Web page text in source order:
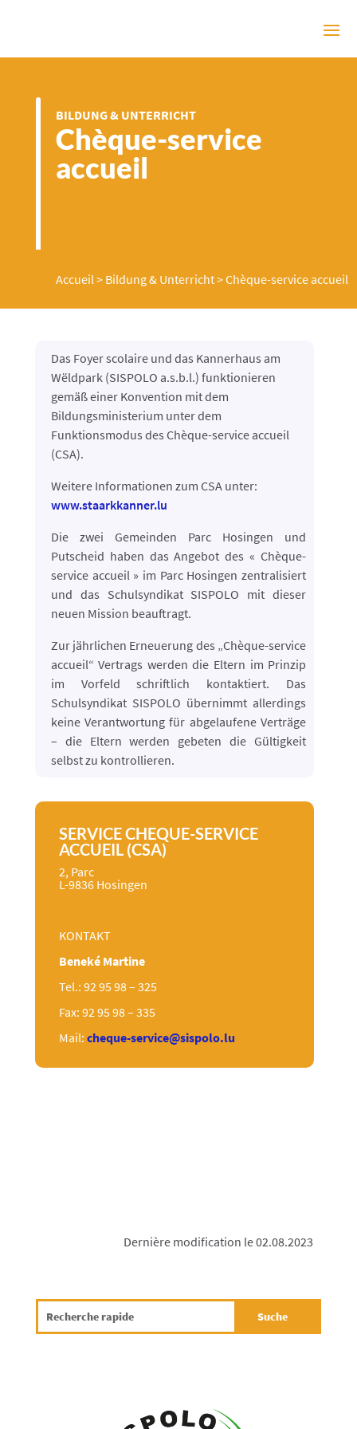
BILDUNG & UNTERRICHT
Chèque-service
accueil
Accueil> Bildung & Unterricht>Chèque-service accueil
Das Foyer scolaire und das Kannerhaus am
Wëldpark (SISPOLO a.s.b.l.) funktionieren
gemäß einer Konvention mit dem
Bildungsministerium unter dem
Funktionsmodus des Chèque-service accueil
(CSA).
Weitere Informationen zum CSA unter:
www.staarkkanner.lu
Die zwei Gemeinden Parc Hosingen und
Putscheid haben das Angebot des « Chèque-
service accueil » im Parc Hosingen zentralisiert
und das Schulsyndikat SISPOLO mit dieser
neuen Mission beauftragt.
Zur jährlichen Erneuerung des „Chèque-service
accueil“ Vertrags werden die Eltern im Prinzip
im Vorfeld schriftlich kontaktiert. Das
Schulsyndikat SISPOLO übernimmt allerdings
keine Verantwortung für abgelaufene Verträge
– die Eltern werden gebeten die Gültigkeit
selbst zu kontrollieren.
SERVICE CHEQUE-SERVICE
ACCUEIL (CSA)
2, Parc
L-9836 Hosingen
KONTAKT
Beneké Martine
Tel.: 92 95 98 – 325
Fax: 92 95 98 – 335
Mail: cheque-service@sispolo.lu
Dernière modification le 02.08.2023